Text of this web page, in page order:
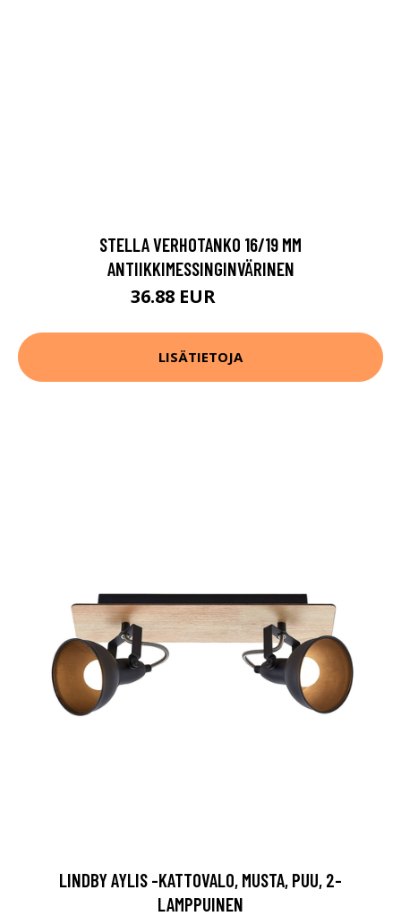
STELLA VERHOTANKO 16/19 MM
ANTIIKKIMESSINGINVÄRINEN
36.88 EUR
LISÄTIETOJA
LINDBY AYLIS -KATTOVALO, MUSTA, PUU, 2-
LAMPPUINEN